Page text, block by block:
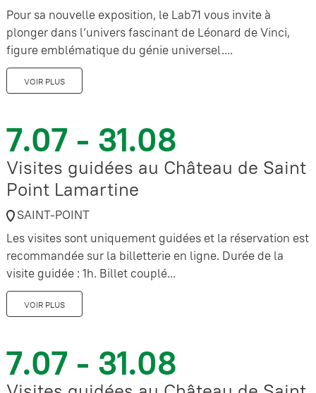
Pour sa nouvelle exposition, le Lab71 vous invite à
plonger dans l’univers fascinant de Léonard de Vinci,
figure emblématique du génie universel....
VOIR PLUS
7.07 - 31.08
Visites guidées au Château de Saint
Point Lamartine
SAINT-POINT
Les visites sont uniquement guidées et la réservation est
recommandée sur la billetterie en ligne. Durée de la
visite guidée : 1h. Billet couplé...
VOIR PLUS
7.07 - 31.08